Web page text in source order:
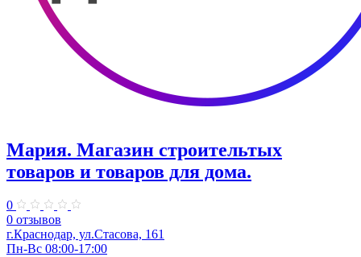
Мария. Магазин строительтых
товаров и товаров для дома.
0
0 отзывов
г.Краснодар, ул.​​Стасова, 161
Пн-Вс 08:00-17:00